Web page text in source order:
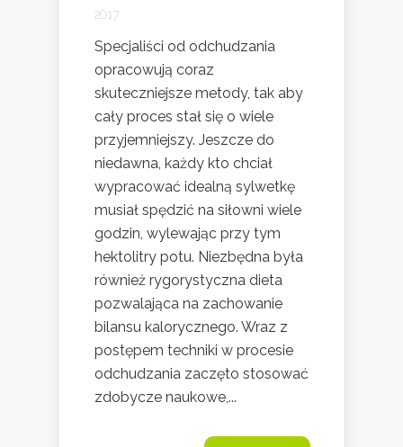
2017
Specjaliści od odchudzania
opracowują coraz
skuteczniejsze metody, tak aby
cały proces stał się o wiele
przyjemniejszy. Jeszcze do
niedawna, każdy kto chciał
wypracować idealną sylwetkę
musiał spędzić na siłowni wiele
godzin, wylewając przy tym
hektolitry potu. Niezbędna była
również rygorystyczna dieta
pozwalająca na zachowanie
bilansu kalorycznego. Wraz z
postępem techniki w procesie
odchudzania zaczęto stosować
zdobycze naukowe,...